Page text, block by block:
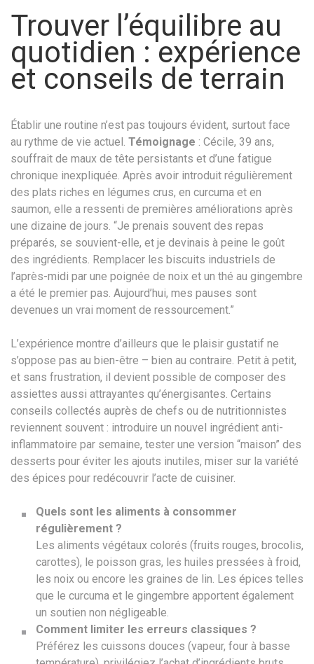
Trouver l’équilibre au
quotidien : expérience
et conseils de terrain
Établir une routine n’est pas toujours évident, surtout face
au rythme de vie actuel. Témoignage : Cécile, 39 ans,
souffrait de maux de tête persistants et d’une fatigue
chronique inexpliquée. Après avoir introduit régulièrement
des plats riches en légumes crus, en curcuma et en
saumon, elle a ressenti de premières améliorations après
une dizaine de jours. “Je prenais souvent des repas
préparés, se souvient-elle, et je devinais à peine le goût
des ingrédients. Remplacer les biscuits industriels de
l’après-midi par une poignée de noix et un thé au gingembre
a été le premier pas. Aujourd’hui, mes pauses sont
devenues un vrai moment de ressourcement.”
L’expérience montre d’ailleurs que le plaisir gustatif ne
s’oppose pas au bien-être – bien au contraire. Petit à petit,
et sans frustration, il devient possible de composer des
assiettes aussi attrayantes qu’énergisantes. Certains
conseils collectés auprès de chefs ou de nutritionnistes
reviennent souvent : introduire un nouvel ingrédient anti-
inflammatoire par semaine, tester une version “maison” des
desserts pour éviter les ajouts inutiles, miser sur la variété
des épices pour redécouvrir l’acte de cuisiner.
Quels sont les aliments à consommer
régulièrement ?
Les aliments végétaux colorés (fruits rouges, brocolis,
carottes), le poisson gras, les huiles pressées à froid,
les noix ou encore les graines de lin. Les épices telles
que le curcuma et le gingembre apportent également
un soutien non négligeable.
Comment limiter les erreurs classiques ?
Préférez les cuissons douces (vapeur, four à basse